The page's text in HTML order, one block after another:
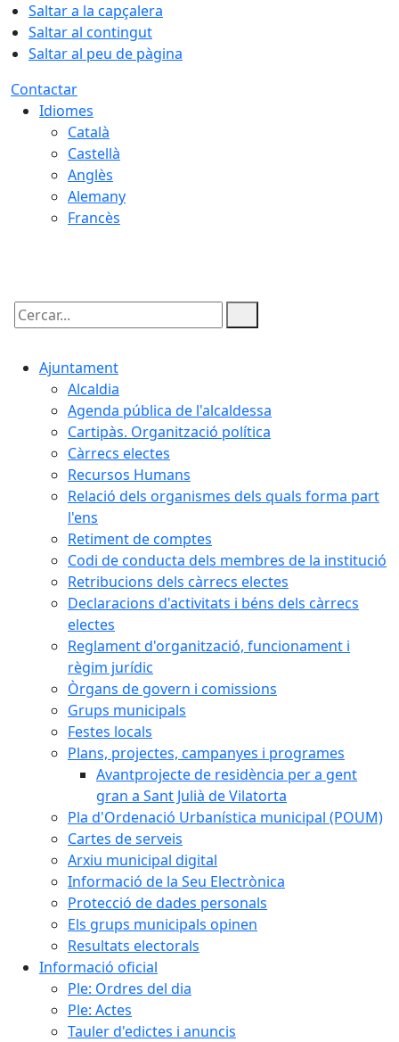
Saltar a la capçalera
Saltar al contingut
Saltar al peu de pàgina
Contactar
Idiomes
Català
Castellà
Anglès
Alemany
Francès
Cercar:
Ajuntament
Alcaldia
Agenda pública de l'alcaldessa
Cartipàs. Organització política
Càrrecs electes
Recursos Humans
Relació dels organismes dels quals forma part
l'ens
Retiment de comptes
Codi de conducta dels membres de la institució
Retribucions dels càrrecs electes
Declaracions d'activitats i béns dels càrrecs
electes
Reglament d'organització, funcionament i
règim jurídic
Òrgans de govern i comissions
Grups municipals
Festes locals
Plans, projectes, campanyes i programes
Avantprojecte de residència per a gent
gran a Sant Julià de Vilatorta
Pla d'Ordenació Urbanística municipal (POUM)
Cartes de serveis
Arxiu municipal digital
Informació de la Seu Electrònica
Protecció de dades personals
Els grups municipals opinen
Resultats electorals
Informació oficial
Ple: Ordres del dia
Ple: Actes
Tauler d'edictes i anuncis